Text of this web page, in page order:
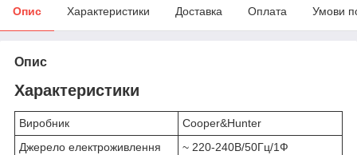
Опис Характеристики Доставка Оплата Умови
Опис
Характеристики
Виробник
Cooper&Hunter
Джерело електроживлення
~ 220-240В/50Гц/1Ф